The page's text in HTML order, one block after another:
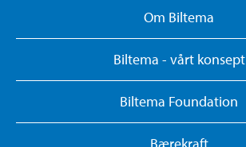
Om Biltema
Biltema - vårt konsept
Biltema Foundation
Bærekraft